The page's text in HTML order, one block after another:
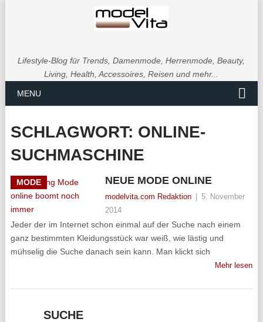
Lifestyle-Blog für Trends, Damenmode, Herrenmode, Beauty,
Living, Health, Accessoires, Reisen und mehr...
MENU
SCHLAGWORT: ONLINE-
SUCHMASCHINE
MODE NEUE MODE ONLINE
modelvita.com Redaktion
5. November
2014
Jeder der im Internet schon einmal auf der Suche nach einem
ganz bestimmten Kleidungsstück war weiß, wie lästig und
mühselig die Suche danach sein kann. Man klickt sich
Mehr lesen
SUCHE